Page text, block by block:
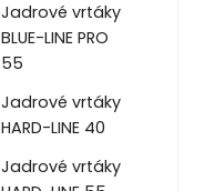
Jadrové vrtáky
BLUE-LINE PRO
55
Jadrové vrtáky
HARD-LINE 40
Jadrové vrtáky